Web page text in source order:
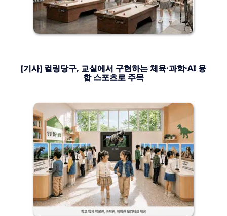
[기사] 컬링당구, 교실에서 구현하는 체육·과학·AI 융
합 스포츠로 주목